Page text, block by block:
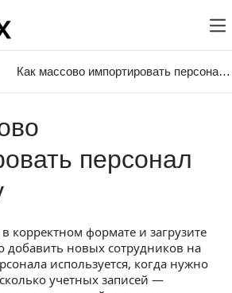
Как массово импортировать персонал
и загрузите файл
поля файла
и запустите импорт
импорт
персонал
корректном формате и загрузите
добавить новых сотрудников на
используется, когда нужно
учетных записей —